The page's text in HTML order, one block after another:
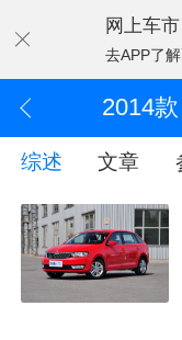
网上车市
去APP了
2014
综述 文章